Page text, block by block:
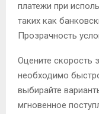
платежи при
таких как
Прозрачность
Оцените скорость
необходимо
выбирайте
мгновенное